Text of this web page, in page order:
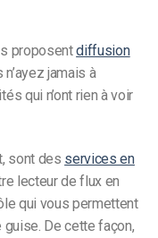
proposentdiffusion
jamais à
qui n’ont rien à voir
sont des services en
lecteur de flux en
qui vous permettent
De cette façon,